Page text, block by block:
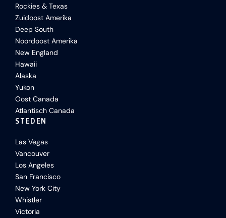
Rockies & Texas
Zuidoost Amerika
Deep South
Noordoost Amerika
New England
Hawaii
Alaska
Yukon
Oost Canada
Atlantisch Canada
STEDEN
Las Vegas
Vancouver
Los Angeles
San Francisco
New York City
Whistler
Victoria